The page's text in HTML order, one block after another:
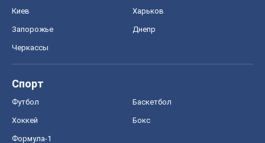
Киев Харьков
Запорожье Днепр
Черкассы
Спорт
Футбол Баскетбол
Хоккей Бокс
Формула-1